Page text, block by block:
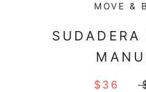
MOVE &
$36